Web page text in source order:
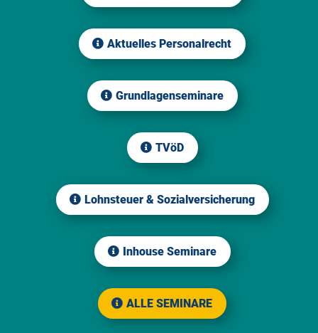
Aktuelles Personalrecht
Grundlagenseminare
TVöD
Lohnsteuer & Sozialversicherung
Inhouse Seminare
ALLE SEMINARE